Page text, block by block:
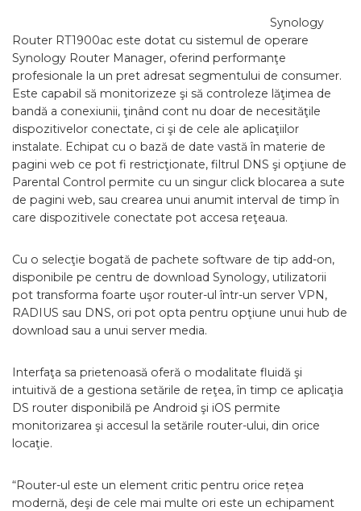
Synology
Router RT1900ac este dotat cu sistemul de operare
Synology Router Manager, oferind performanţe
profesionale la un pret adresat segmentului de consumer.
Este capabil să monitorizeze şi să controleze lăţimea de
bandă a conexiunii, ţinând cont nu doar de necesităţile
dispozitivelor conectate, ci şi de cele ale aplicaţiilor
instalate. Echipat cu o bază de date vastă în materie de
pagini web ce pot fi restricţionate, filtrul DNS şi opţiune de
Parental Control permite cu un singur click blocarea a sute
de pagini web, sau crearea unui anumit interval de timp în
care dispozitivele conectate pot accesa reţeaua.
Cu o selecţie bogată de pachete software de tip add-on,
disponibile pe centru de download Synology, utilizatorii
pot transforma foarte uşor router-ul într-un server VPN,
RADIUS sau DNS, ori pot opta pentru opţiune unui hub de
download sau a unui server media.
Interfaţa sa prietenoasă oferă o modalitate fluidă şi
intuitivă de a gestiona setările de reţea, în timp ce aplicaţia
DS router disponibilă pe Android şi iOS permite
monitorizarea şi accesul la setările router-ului, din orice
locaţie.
“Router-ul este un element critic pentru orice rețea
modernă, deşi de cele mai multe ori este un echipament